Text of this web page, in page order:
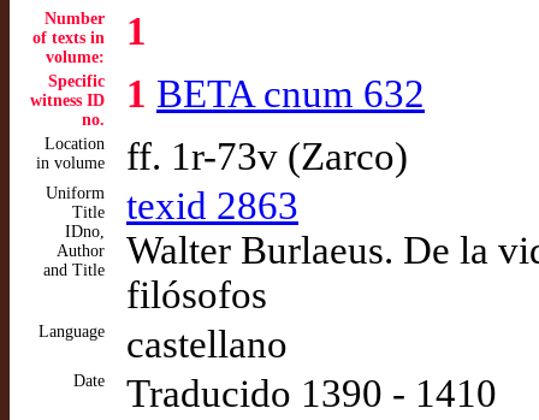
Number
of texts in
volume:
1
Specific
witness ID
no.
1 BETA cnum 632
Location
in volume
ff. 1r-73v (Zarco)
Uniform
Title
IDno,
Author
and Title
texid 2863
Walter Burlaeus. De la
filósofos
Language castellano
Date Traducido 1390 - 1410